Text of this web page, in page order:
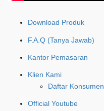
Download Produk
F.A.Q (Tanya Jawab)
Kantor Pemasaran
Klien Kami
Daftar Konsumen
Official Youtube